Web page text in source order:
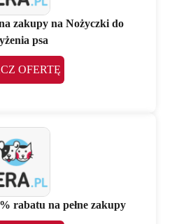
zakupy na Nożyczki do
psa
OFERTĘ
rabatu na pełne zakupy